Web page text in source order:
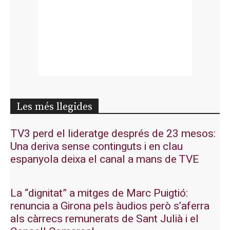
Les més llegides
TV3 perd el lideratge després de 23 mesos:
Una deriva sense continguts i en clau
espanyola deixa el canal a mans de TVE
La “dignitat” a mitges de Marc Puigtió:
renuncia a Girona pels àudios però s’aferra
als càrrecs remunerats de Sant Julià i el